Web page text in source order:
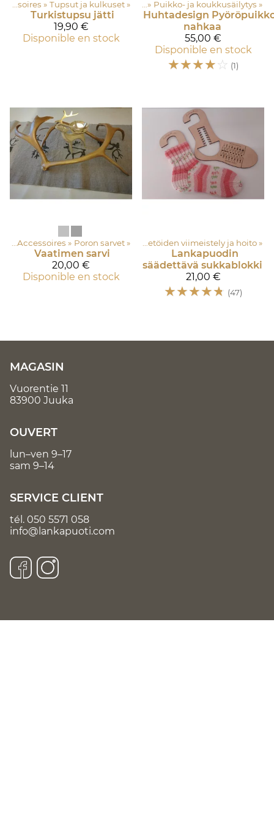
Accessoires ‪» Tupsut ja kulkuset ‪»
Turkistupsu jätti
19,90 €
Disponible en stock
‪»Sacs ja säilyttimet, essut ‪» Puikko- ja koukkusäilytys ‪»
Huhtadesign
nahkaa
55,00 €
Disponible en stock
☆☆☆☆☆ (1)
‪»Accessoires ‪» Poron sarvet ‪»
Vaatimen sarvi
20,00 €
Disponible en stock
et accessoires ‪» Accessoires‪» Neuletöiden viimeistely ja hoito ‪»
Lankapuodin
säädettävä sukkablokki
21,00 €
☆☆☆☆☆ (47)
MAGASIN
Vuorentie 11
83900 Juuka
OUVERT
lun–ven 9–17
sam 9–14
SERVICE CLIENT
tél. 050 5571 058
info@lankapuoti.com